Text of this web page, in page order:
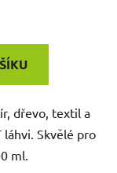
dřevo, textil a
Skvělé pro
ml.